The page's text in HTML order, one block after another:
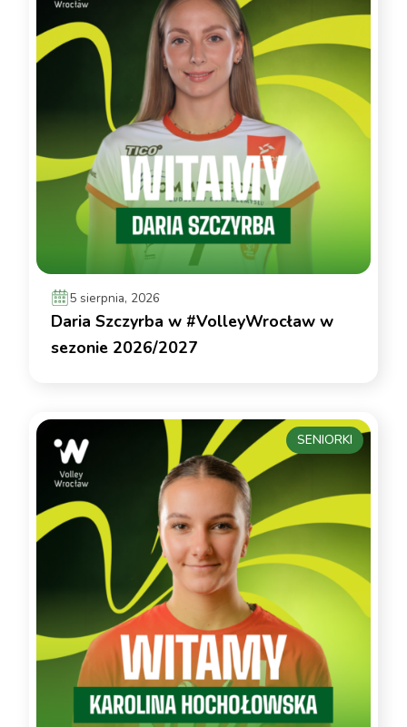
5 sierpnia, 2026
Daria Szczyrba w #VolleyWrocław w
sezonie 2026/2027
SENIORKI